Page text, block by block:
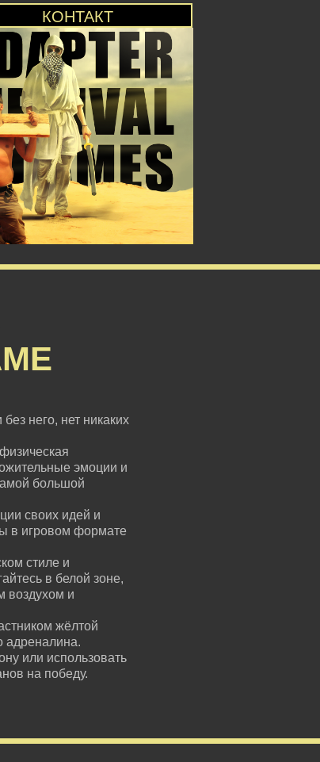
КОНТАКТ
него, нет никаких
эмоции и
большой
своих идей и
в игровом формате
стиле и
в белой зоне,
воздухом и
жёлтой
адреналина.
или использовать
на победу.